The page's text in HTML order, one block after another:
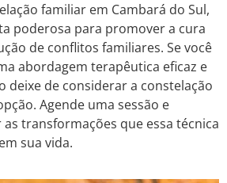
familiar em Cambará do Sul,
poderosa para promover a cura
de conflitos familiares. Se você
abordagem terapêutica eficaz e
deixe de considerar a constelação
Agende uma sessão e
transformações que essa técnica
sua vida.